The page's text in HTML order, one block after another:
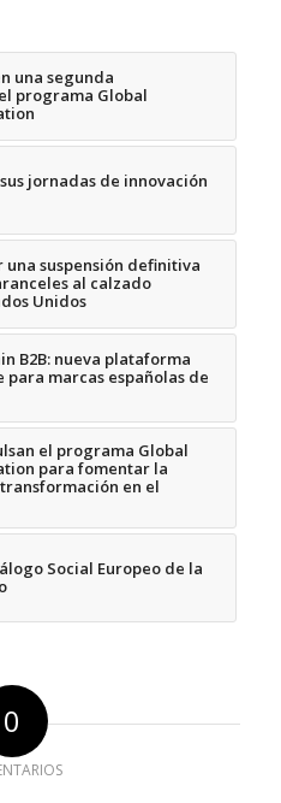
una segunda
programa Global
jornadas de innovación
una suspensión definitiva
al calzado
Unidos
B2B: nueva plataforma
para marcas españolas de
el programa Global
para fomentar la
en el
Social Europeo de la
0